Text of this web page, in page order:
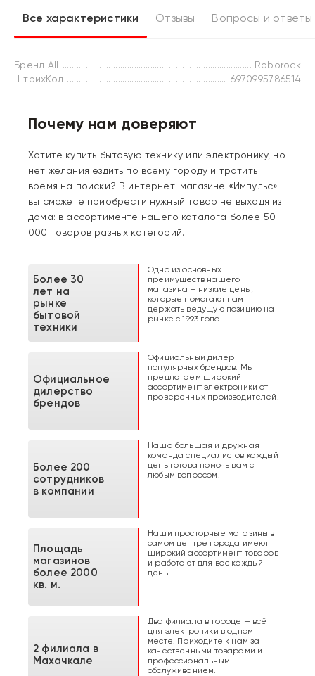
Все характеристики Отзывы Вопросы и ответы
Бренд All
Roborock
ШтрихКод
6970995786514
Почему нам доверяют
Хотите купить бытовую технику или электронику, но
нет желания ездить по всему городу и тратить
время на поиски? В интернет-магазине «Импульс»
вы сможете приобрести нужный товар не выходя из
дома: в ассортименте нашего каталога более 50
000 товаров разных категорий.
Более 30
лет на
рынке
бытовой
техники
Одно из основных
преимуществ нашего
магазина – низкие цены,
которые помогают нам
держать ведущую позицию на
рынке с 1993 года.
Официальное
дилерство
брендов
Официальный дилер
популярных брендов. Мы
предлагаем широкий
ассортимент электроники от
проверенных производителей.
Более 200
сотрудников
в компании
Наша большая и дружная
команда специалистов каждый
день готова помочь вам с
любым вопросом.
Площадь
магазинов
более 2000
кв. м.
Наши просторные магазины в
самом центре города имеют
широкий ассортимент товаров
и работают для вас каждый
день.
2 филиала в
Махачкале
Два филиала в городе — всё
для электроники в одном
месте! Приходите к нам за
качественными товарами и
профессиональным
обслуживанием.